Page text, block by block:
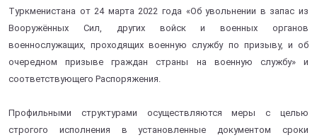
Туркменистана от 24 марта 2022 года «Об увольнении в запас из
Вооружённых Сил, других войск и военных органов
военнослужащих, проходящих военную службу по призыву, и об
очередном призыве граждан страны на военную службу» и
соответствующего Распоряжения.
Профильными структурами осуществляются меры с целью
строгого исполнения в установленные документом сроки